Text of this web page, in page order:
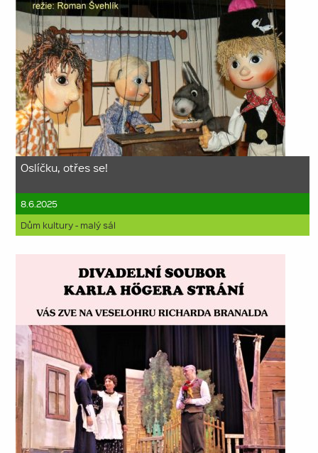
Oslíčku, otřes se!
8.6.2025
Dům kultury - malý sál